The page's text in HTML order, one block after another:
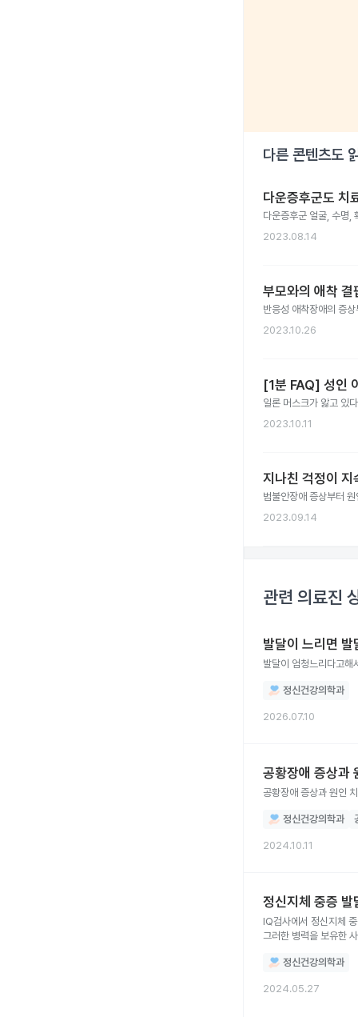
다른 콘텐츠도
다운증후군도 치
다운증후군 얼굴, 수명,
2023.08.14
부모와의 애착
반응성 애착장애의 증
2023.10.26
[1분 FAQ] 성인
일론 머스크가 앓고 있
2023.10.11
지나친 걱정이
범불안장애 증상부터
2023.09.14
관련 의료진
발달이 느리면
정신건강의학과
2026.07.10
공황장애 증상과
공황장애 증상과 원인
정신건강의학과
2024.10.11
정신지체 중증
IQ검사에서 정신지체
그러한 병력을 보유한
정신건강의학과
2024.05.27